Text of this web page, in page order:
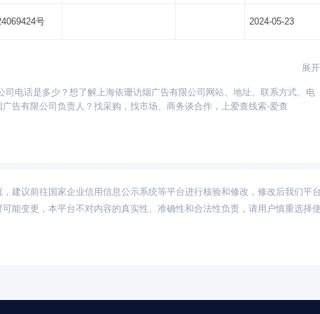
号 2024-05-23
展开
贵州 海南 河北 河南 湖北 湖南 江苏 江西 吉林 辽宁
宁夏
新疆 西藏 云南 浙江 内蒙古 黑龙江
司电话是多少？想了解上海依珊访烟广告有限公司网站、地址、联系方式、电
告有限公司负责人？找采购，找市场、商务谈合作，上爱查线索-爱查
建议前往国家企业信用信息公示系统等平台进行核验和修改，修改后我们平
能变更，本平台不对内容的真实性、准确性和合法性负责，请用户慎重选择